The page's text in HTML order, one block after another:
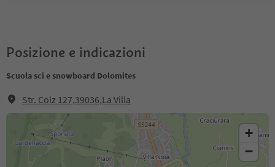
Posizione e indicazioni
Scuola sci e snowboard Dolomites
Str. Colz 127,39036,La Villa
+
−